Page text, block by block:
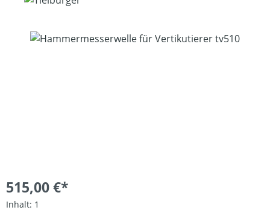
Bildergalerie überspringen
515,00 €*
Inhalt: 1